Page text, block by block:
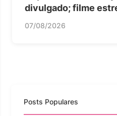
divulgado; filme
07/08/2026
Posts Populares